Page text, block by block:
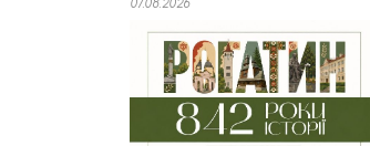
07.08.2026